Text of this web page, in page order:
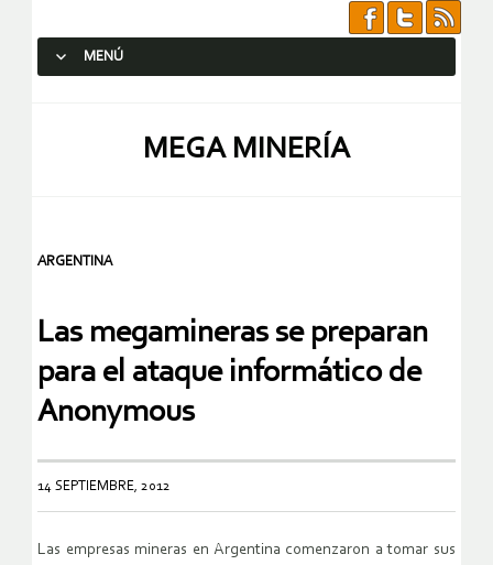
MENÚ
MEGA MINERÍA
ARGENTINA
Las megamineras se preparan
para el ataque informático de
Anonymous
14 SEPTIEMBRE, 2012
Las empresas mineras en Argentina comenzaron a tomar sus